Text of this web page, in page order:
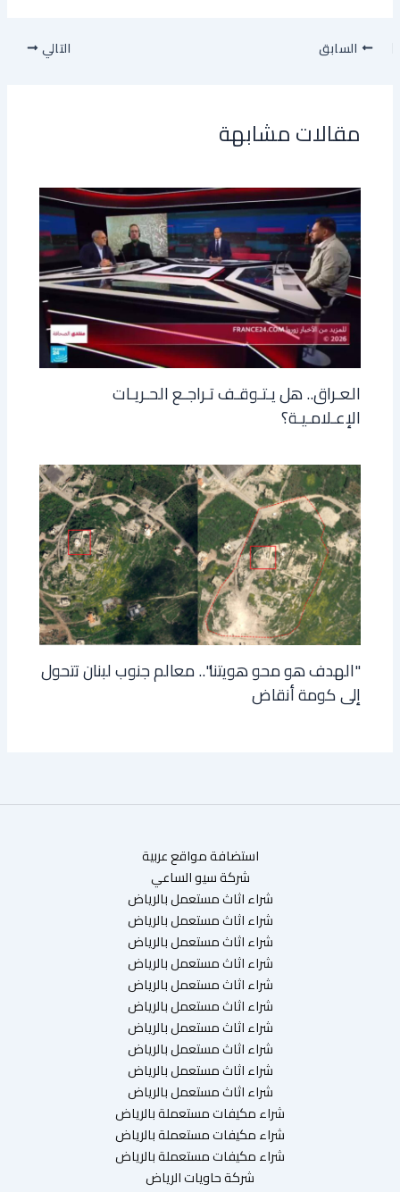
السابق التالي
مقالات مشابهة
العـراق.. هل يـتـوقـف تـراجـع الحـريـات
الإعـلامـيـة؟
"الهدف هو محو هويتنا".. معالم جنوب لبنان تتحول
إلى كومة أنقاض
استضافة مواقع عربية
شركة سيو الساعي
شراء اثاث مستعمل بالرياض
شراء اثاث مستعمل بالرياض
شراء اثاث مستعمل بالرياض
شراء اثاث مستعمل بالرياض
شراء اثاث مستعمل بالرياض
شراء اثاث مستعمل بالرياض
شراء اثاث مستعمل بالرياض
شراء اثاث مستعمل بالرياض
شراء اثاث مستعمل بالرياض
شراء اثاث مستعمل بالرياض
شراء مكيفات مستعملة بالرياض
شراء مكيفات مستعملة بالرياض
شراء مكيفات مستعملة بالرياض
شركة حاويات الرياض